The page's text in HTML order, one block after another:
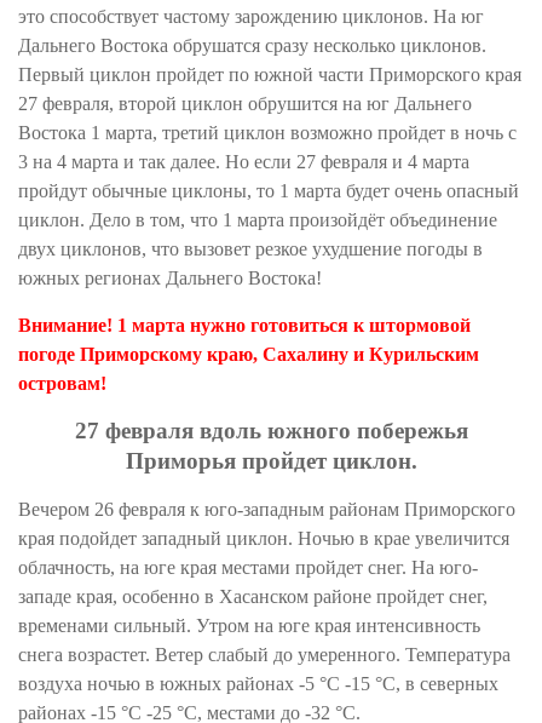
это способствует частому зарождению циклонов. На юг
Дальнего Востока обрушатся сразу несколько циклонов.
Первый циклон пройдет по южной части Приморского края
27 февраля, второй циклон обрушится на юг Дальнего
Востока 1 марта, третий циклон возможно пройдет в ночь с
3 на 4 марта и так далее. Но если 27 февраля и 4 марта
пройдут обычные циклоны, то 1 марта будет очень опасный
циклон. Дело в том, что 1 марта произойдёт объединение
двух циклонов, что вызовет резкое ухудшение погоды в
южных регионах Дальнего Востока!
Внимание! 1 марта нужно готовиться к штормовой
погоде Приморскому краю, Сахалину и Курильским
островам!
27 февраля вдоль южного побережья
Приморья пройдет циклон.
Вечером 26 февраля к юго-западным районам Приморского
края подойдет западный циклон. Ночью в крае увеличится
облачность, на юге края местами пройдет снег. На юго-
западе края, особенно в Хасанском районе пройдет снег,
временами сильный. Утром на юге края интенсивность
снега возрастет. Ветер слабый до умеренного. Температура
воздуха ночью в южных районах -5 °С -15 °С, в северных
районах -15 °С -25 °С, местами до -32 °С.